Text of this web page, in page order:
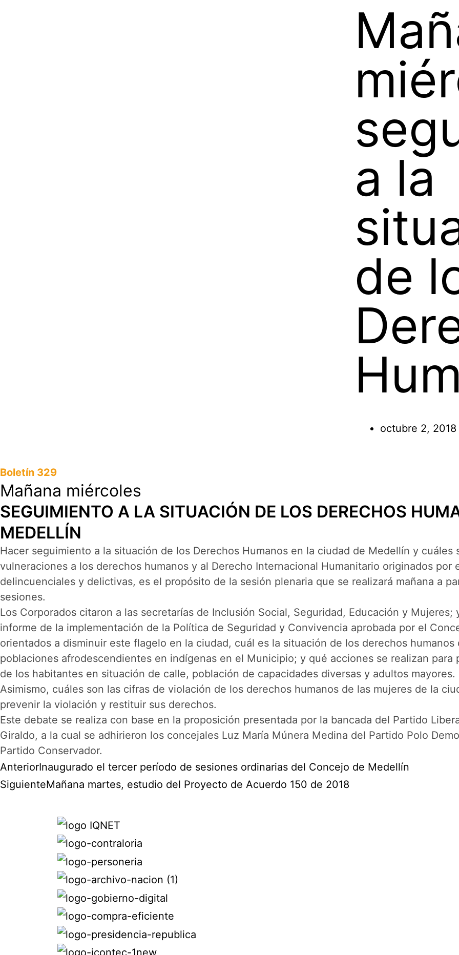
a la
de
octubre 2, 2018
Boletín 329
Mañana miércoles
SEGUIMIENTO A LA SITUACIÓN DE LOS DERECHOS
MEDELLÍN
Hacer seguimiento a la situación de los Derechos Humanos en la ciudad de Medellín y
vulneraciones a los derechos humanos y al Derecho Internacional Humanitario originados por
delincuenciales y delictivas, es el propósito de la sesión plenaria que se realizará mañana a
sesiones.
Los Corporados citaron a las secretarías de Inclusión Social, Seguridad, Educación y
informe de la implementación de la Política de Seguridad y Convivencia aprobada por el
orientados a disminuir este flagelo en la ciudad, cuál es la situación de los derechos
poblaciones afrodescendientes en indígenas en el Municipio; y qué acciones se realizan
de los habitantes en situación de calle, población de capacidades diversas y adultos mayores.
Asimismo, cuáles son las cifras de violación de los derechos humanos de las mujeres de la
prevenir la violación y restituir sus derechos.
Este debate se realiza con base en la proposición presentada por la bancada del Partido
Giraldo, a la cual se adhirieron los concejales Luz María Múnera Medina del Partido Polo
Partido Conservador.
AnteriorInaugurado el tercer período de sesiones ordinarias del Concejo de Medellín
SiguienteMañana martes, estudio del Proyecto de Acuerdo 150 de 2018